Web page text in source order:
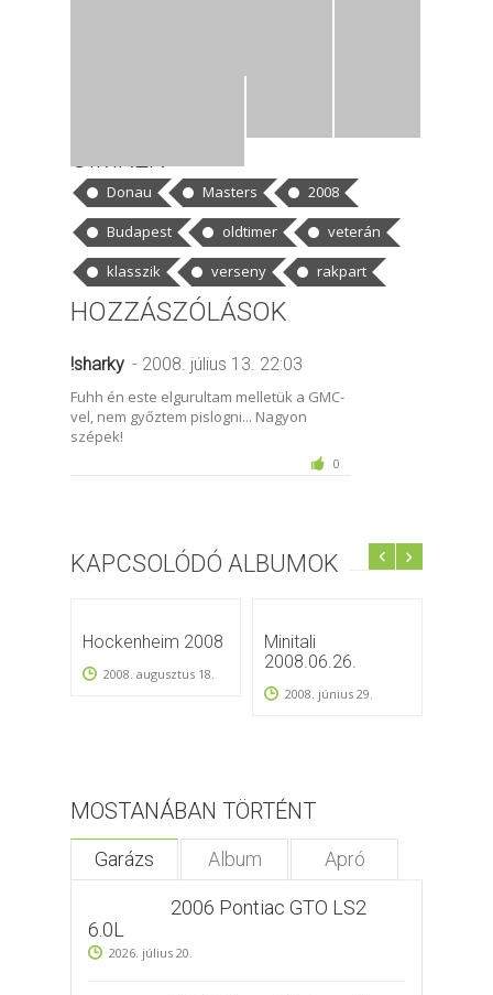
Donau Masters
2008
Budapest
oldtimer
veterán
klasszik
verseny rakpart
HOZZÁSZÓLÁSOK
!sharky - 2008. július 13. 22:03
Fuhh én este elgurultam melletük a GMC-
vel, nem győztem pislogni... Nagyon
szépek!
0
KAPCSOLÓDÓ ALBUMOK
Hockenheim 2008
2008. augusztus 18.
Minitali
2008.06.26.
2008. június 29.
MOSTANÁBAN TÖRTÉNT
Garázs Album Apró
2006 Pontiac GTO LS2
6.0L
2026. július 20.